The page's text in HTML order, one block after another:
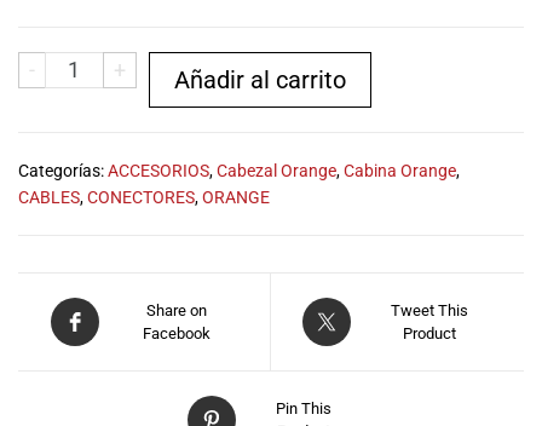
instrumento o
adecuado para
ti, y ofrecerte el
Además,
ofrecemos
promociones
- + Añadir al carrito
Categorías:ACCESORIOS,Cabezal Orange,Cabina Orange,
CABLES,CONECTORES,ORANGE
Share on
Facebook
Tweet This
Product
Pin This